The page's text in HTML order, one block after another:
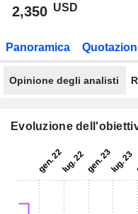
2,350 USD
Panoramica
Opinione degli analisti
Evoluzione